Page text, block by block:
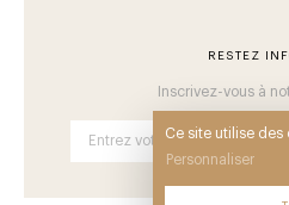
RESTEZ
Inscrivez-vous à
Ce site utilise des
Personnaliser